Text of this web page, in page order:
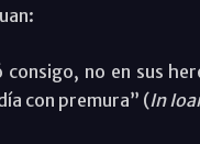
consigo, no en sus
con premura” (In